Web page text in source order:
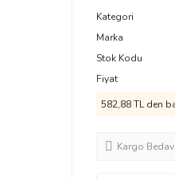
Kategori
Marka
Stok Kodu
Fiyat
582,88 TL den
Kargo